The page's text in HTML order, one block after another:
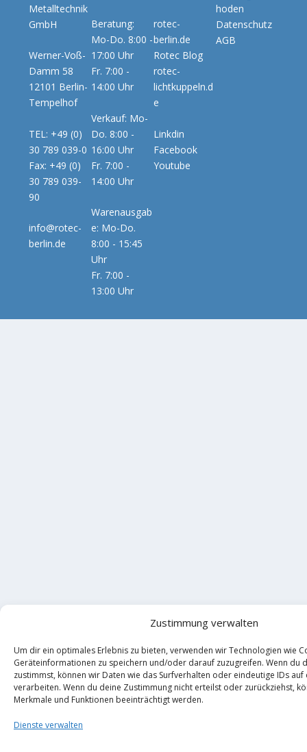
Zustimmung verwalten
Um dir ein optimales Erlebnis zu bieten, verwenden wir Technologien wie
Geräteinformationen zu speichern und/oder darauf zuzugreifen. Wenn du
zustimmst, können wir Daten wie das Surfverhalten oder eindeutige IDs
verarbeiten. Wenn du deine Zustimmung nicht erteilst oder zurückziehst,
Merkmale und Funktionen beeinträchtigt werden.
Dienste verwalten
Metalltechnik
GmbH
Werner-Voß-
Damm 58
12101 Berlin-
Tempelhof
TEL: +49 (0)
30 789 039-0
Fax: +49 (0)
30 789 039-
90
info@rotec-
berlin.de
Beratung:
Mo-Do. 8:00 -
17:00 Uhr
Fr. 7:00 -
14:00 Uhr
Verkauf: Mo-
Do. 8:00 -
16:00 Uhr
Fr. 7:00 -
14:00 Uhr
Warenausgab
e: Mo-Do.
8:00 - 15:45
Uhr
Fr. 7:00 -
13:00 Uhr
rotec-
berlin.de
Rotec Blog
rotec-
lichtkuppeln.d
e
Linkdin
Facebook
Youtube
hoden
Datenschutz
AGB